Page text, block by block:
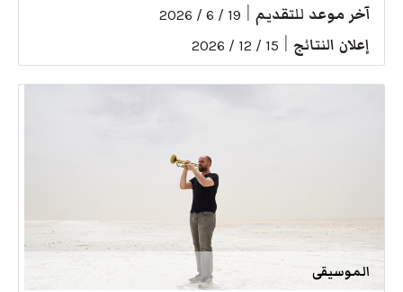
آخر موعد للتقديم 19 / 6 / 2026
إعلان النتائج 15 / 12 / 2026
الموسيقى